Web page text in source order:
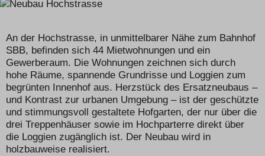
An der Hochstrasse, in unmittelbarer Nähe zum Bahnhof
SBB, befinden sich 44 Mietwohnungen und ein
Gewerberaum. Die Wohnungen zeichnen sich durch
hohe Räume, spannende Grundrisse und Loggien zum
begrünten Innenhof aus. Herzstück des Ersatzneubaus –
und Kontrast zur urbanen Umgebung – ist der geschützte
und stimmungsvoll gestaltete Hofgarten, der nur über die
drei Treppenhäuser sowie im Hochpar­terre direkt über
die Loggien zugänglich ist. Der Neubau wird in
holzbauweise realisiert.